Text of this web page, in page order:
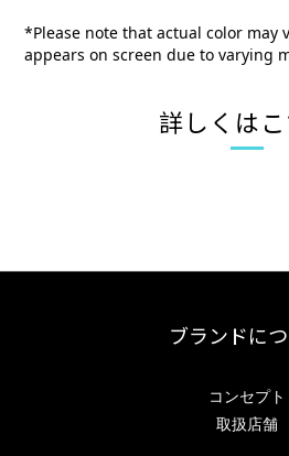
*Please note that actual color may
appears on screen due to varying
詳しくは
ブランドに
コンセプト
取扱店舗